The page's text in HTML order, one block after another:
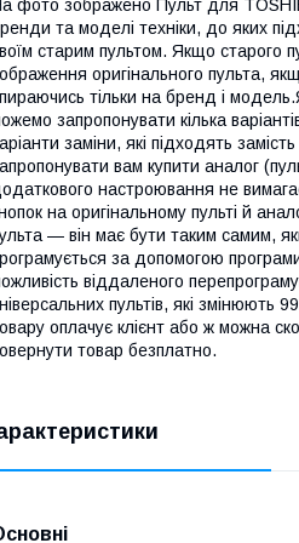
фото зображено Пульт для
та моделі техніки, до яких
старим пультом. Якщо старого
оригінального пульта,
тільки на бренд і
запропонувати кілька
заміни, які підходять
вам купити аналог
настроювання не
на оригінальному пульті й
— він має бути таким самим,
за допомогою
віддаленого
пультів, які змінюють
оплачує клієнт або ж можна
товар безплатно.